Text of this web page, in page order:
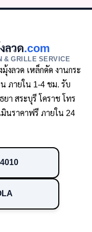
ลวด.com
& GRILLE SERVICE
งลวด เหล็กดัด งานกระ
ภายใน 1-4 ชม. รับ
สระบุรี โคราช โทร
นราคาฟรี ภายใน 24